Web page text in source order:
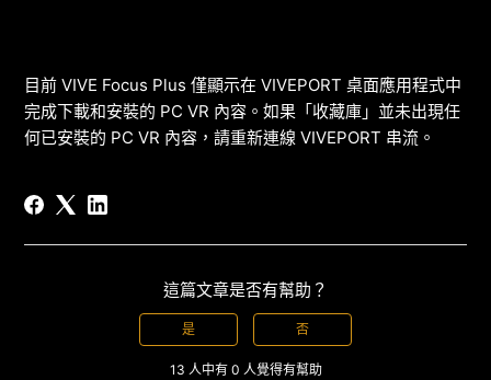
目前 VIVE Focus Plus 僅顯示在 VIVEPORT 桌面應用程式中
完成下載和安裝的 PC VR 內容。如果「收藏庫」並未出現任
何已安裝的 PC VR 內容，請重新連線 VIVEPORT 串流。
這篇文章是否有幫助？
是 否
13 人中有 0 人覺得有幫助